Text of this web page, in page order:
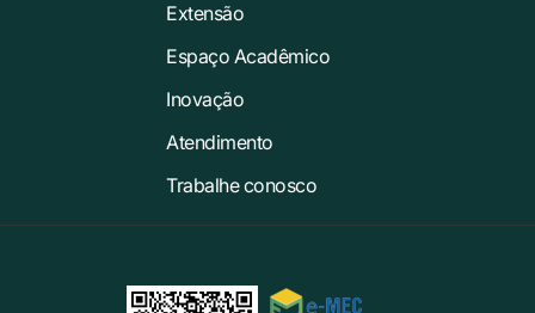
Extensão
Espaço Acadêmico
Inovação
Atendimento
Trabalhe conosco